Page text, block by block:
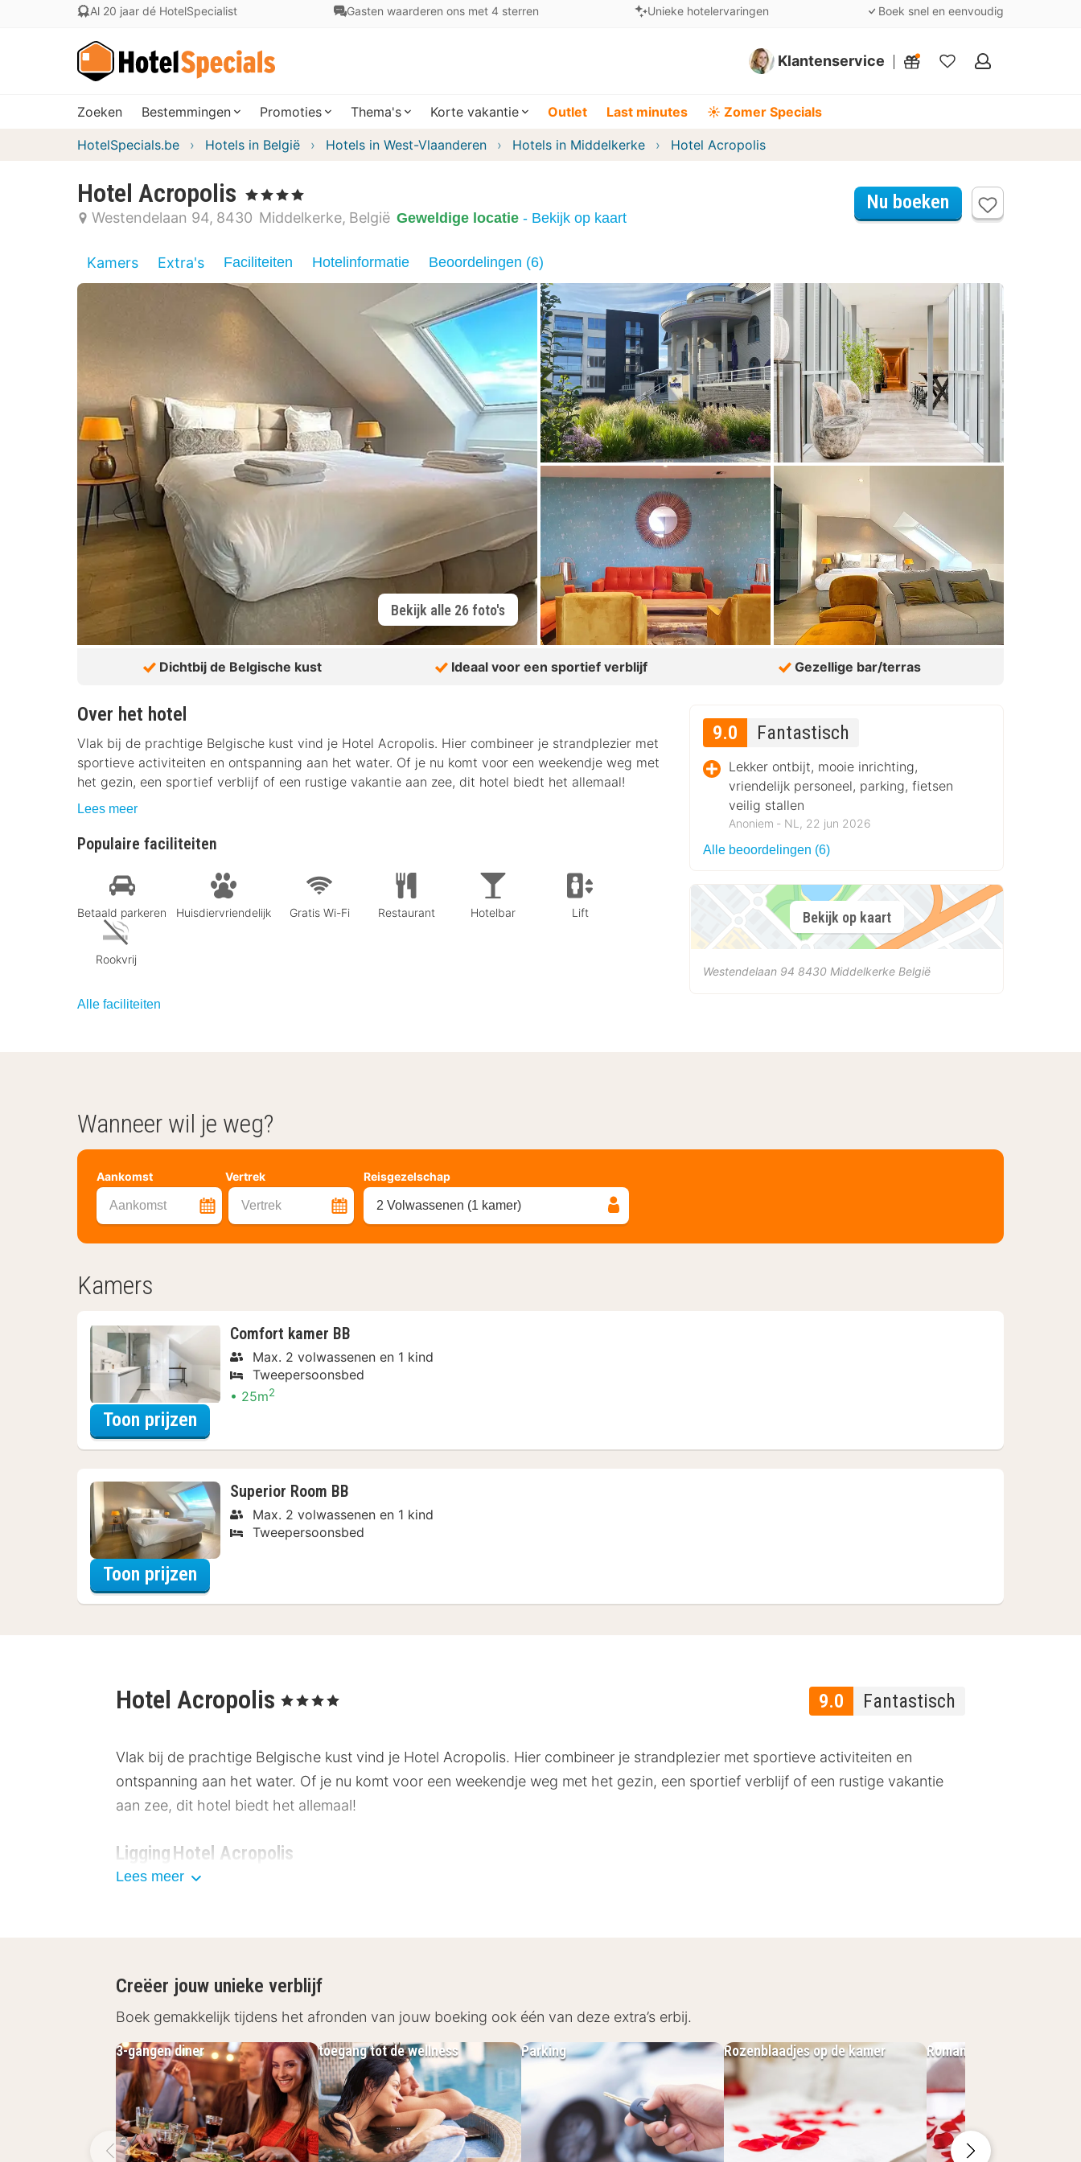
Al 20 jaar dé HotelSpecialist Gasten waarderen ons met 4 sterren Unieke hotelervaringen Boek snel en eenvoudig
Klantenservice
Mijn
Zoeken Bestemmingen Promoties Thema's Korte vakantie Outlet Last minutes ☀️ Zomer Specials
HotelSpecials.be Hotels in België Hotels in West-Vlaanderen Hotels in Middelkerke Hotel Acropolis
Hotel Acropolis , 4 Sterren
Westendelaan 94 8430 Middelkerke België Geweldige locatie - Bekijk op kaart
Nu boeken
Kamers Extra's Faciliteiten Hotelinformatie Beoordelingen (6)
Bekijk alle 26 foto's
Dichtbij de Belgische kust Ideaal voor een sportief verblijf Gezellige bar/terras
Over het hotel
Vlak bij de prachtige Belgische kust vind je Hotel Acropolis. Hier combineer je strandplezier met
sportieve activiteiten en ontspanning aan het water. Of je nu komt voor een weekendje weg met
het gezin, een sportief verblijf of een rustige vakantie aan zee, dit hotel biedt het allemaal!
Lees meer
Populaire faciliteiten
Betaald parkeren Huisdiervriendelijk Gratis Wi-Fi Restaurant Hotelbar Lift
Rookvrij
Alle faciliteiten
9.0 Fantastisch
Lekker ontbijt, mooie inrichting,
vriendelijk personeel, parking, fietsen
veilig stallen
Anoniem ‐ NL, 22 jun 2026
Alle beoordelingen (6)
Bekijk op kaart
Westendelaan 94 8430 Middelkerke België
Wanneer wil je weg?
Aankomst Vertrek
Aankomst Vertrek
Reisgezelschap
2 Volwassenen (1 kamer)
Kamers
Comfort kamer BB
Max. 2 volwassenen en 1 kind
Tweepersoonsbed
25m2
Toon prijzen
Superior Room BB
Max. 2 volwassenen en 1 kind
Tweepersoonsbed
Toon prijzen
9.0 Fantastisch
Hotel Acropolis , 4 Sterren
Vlak bij de prachtige Belgische kust vind je Hotel Acropolis. Hier combineer je strandplezier met sportieve activiteiten en
ontspanning aan het water. Of je nu komt voor een weekendje weg met het gezin, een sportief verblijf of een rustige vakantie
aan zee, dit hotel biedt het allemaal!
Ligging Hotel Acropolis
Hotel Acropolis ligt in het levendige Middelkerke, direct aan de Belgische kust en op korte wandelafstand van het strand en de
Faciliteiten Hotel Acropolis
Kamer & Appartement:De kamers en appartementen zijn comfortabel en stijlvol ingericht, met gratis Wi‑Fi, LCD‑televisie,
kluisje en moderne badkameropties zoals douche of bad.
Sport & Recreatie:Rondom het hotel vind je volop sportmogelijkheden zoals padel‑ en tennisbanen, mountainbikeroutes,
karten, bowlen en nog veel meer, ideaal voor actieve vakantiegangers.
Lees meer
Creëer jouw unieke verblijf
Boek gemakkelijk tijdens het afronden van jouw boeking ook één van deze extra’s erbij.
3-gangen diner
Rozenblaadjes op de kamer Romantisch pakket
Parking
toegang tot de wellness